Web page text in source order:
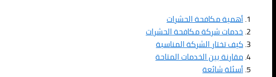
أهمية مكافحة الحشرات
خدمات شركة مكافحة الحشرات
كيف تختار الشركة المناسبة
مقارنة بين الخدمات المتاحة
أسئلة شائعة